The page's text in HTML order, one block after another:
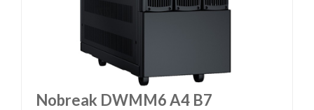
Nobreak DWMM6 A4 B7